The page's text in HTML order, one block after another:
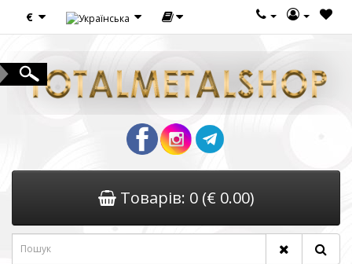
€
Товарів: 0 (€ 0.00)